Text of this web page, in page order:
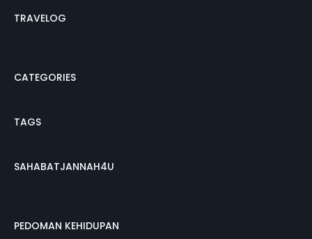
TRAVELOG
CATEGORIES
TAGS
SAHABATJANNAH4U
PEDOMAN KEHIDUPAN